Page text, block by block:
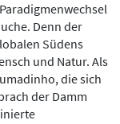
Denn der
Südens
und Natur. Als
die sich
der Damm